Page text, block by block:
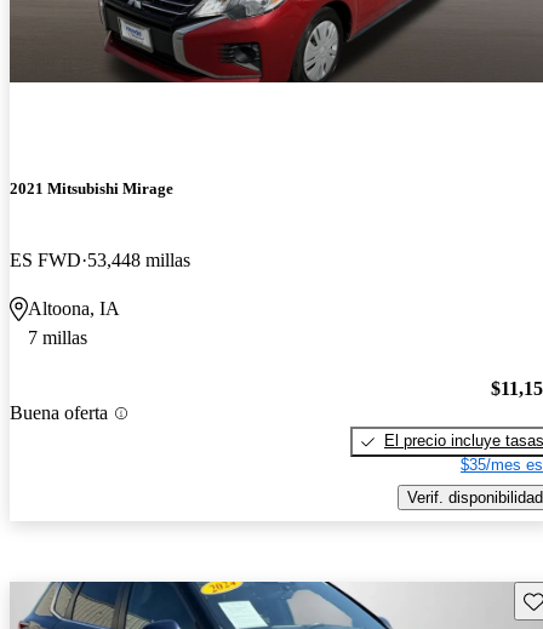
2021 Mitsubishi Mirage
ES FWD 53,448 millas
Altoona, IA
7 millas
Buena oferta
El precio incluye tasas
$35/mes
Verif. disponibilidad